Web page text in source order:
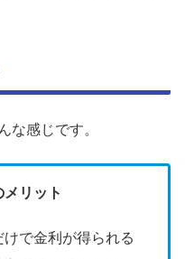
な感じです。
リット
で金利が得られる